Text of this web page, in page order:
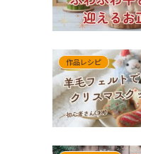
作品レシピ